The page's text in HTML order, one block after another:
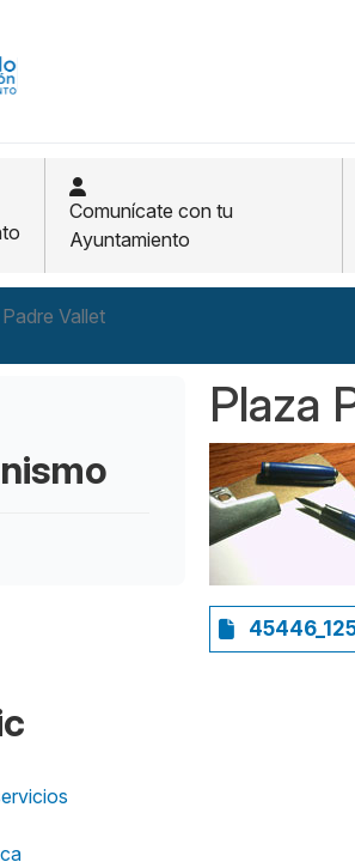
Comunícate con tu
Ayuntamiento
Vallet
Plaza